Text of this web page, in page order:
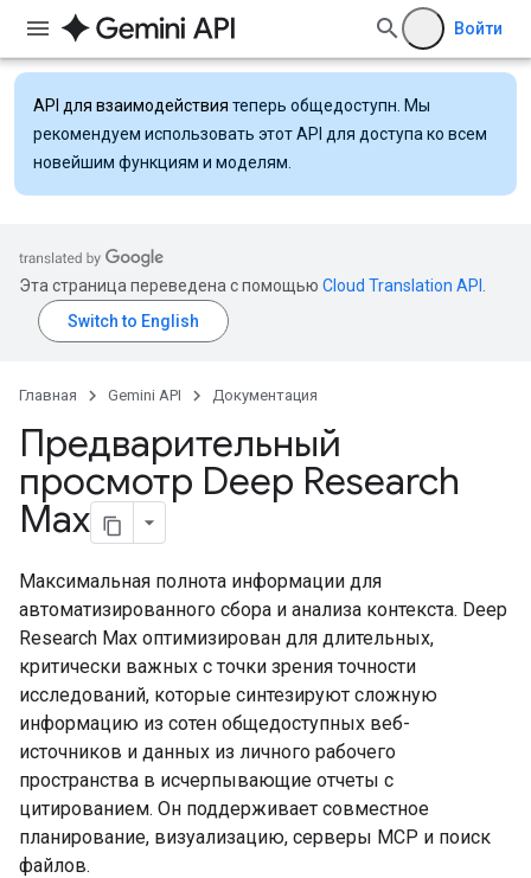
Войти
API для взаимодействия теперь общедоступн. Мы
рекомендуем использовать этот API для доступа ко всем
новейшим функциям и моделям.
Эта страница переведена с помощью Cloud Translation API
Главная Gemini API Документация
Предварительный
просмотр Deep Research
Max
Максимальная полнота информации для
автоматизированного сбора и анализа контекста. Deep
Research Max оптимизирован для длительных,
критически важных с точки зрения точности
исследований, которые синтезируют сложную
информацию из сотен общедоступных веб-
источников и данных из личного рабочего
пространства в исчерпывающие отчеты с
цитированием. Он поддерживает совместное
планирование, визуализацию, серверы MCP и поиск
файлов.